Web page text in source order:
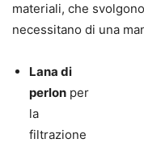
materiali, che
necessitano di una
Lana di
perlon per
la
filtrazione